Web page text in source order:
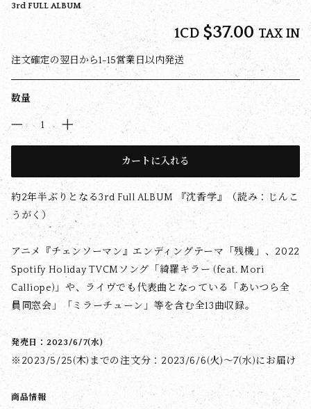
3rd FULL ALBUM
1CD $‌37.00 TAX IN
注文確定の翌日から1-15営業日以内発送
数量
カートに入れる
約2年半ぶりとなる3rd Full ALBUM 『沈香学』（読み：じんこ
うがく）
アニメ『チェンソーマン』エンディングテーマ「残機」、2022
Spotify Holiday TVCMソング「綺羅キラー (feat. Mori
Calliope)」や、ライヴでも代表曲となっている「あいつら全
員同窓会」「ミラーチューン」等を含む全13曲収録。
発売日：2023/6/7(水)
※2023/5/25(木)までの注文分：2023/6/6(火)〜7(水)にお届け
商品情報